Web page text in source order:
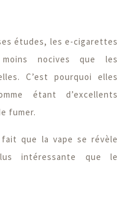
études, les e-cigarettes
nocives que les
C’est pourquoi elles
étant d’excellents
fumer.
fait que la vape se révèle
intéressante que le